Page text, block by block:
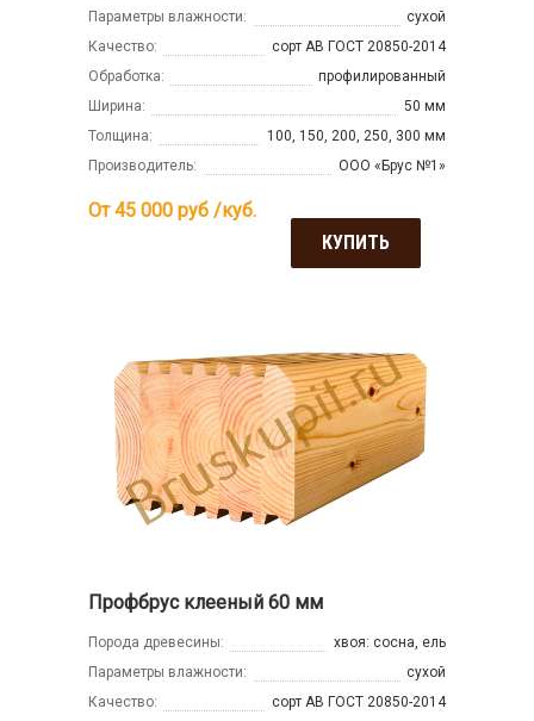
Параметры влажности:
сухой
Качество:
сорт АВ ГОСТ 20850-2014
Обработка:
профилированный
Ширина:
50 мм
Толщина:
100, 150, 200, 250, 300 мм
Производитель:
ООО «Брус №1»
От 45 000 руб /куб.
КУПИТЬ
Профбрус клееный 60 мм
Порода древесины:
хвоя: сосна, ель
Параметры влажности:
сухой
Качество:
сорт АВ ГОСТ 20850-2014